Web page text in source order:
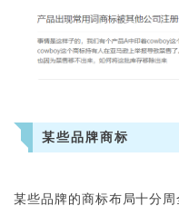
推
某些品牌商标
某些品牌的商标布局十分